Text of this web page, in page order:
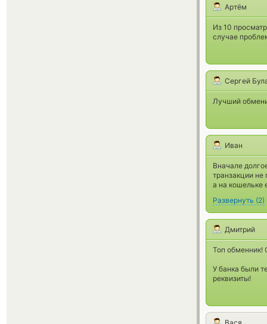
Артём
Из 10
случае
Сергей
Лучший
Иван
Вначале
транзакции не
а на кошельке
Развернуть (2)
Дмитрий
Топ обменник!
У банка были
реквизиты!